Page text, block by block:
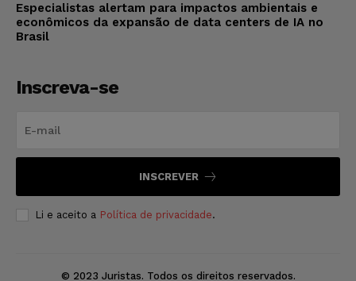
Especialistas alertam para impactos ambientais e
econômicos da expansão de data centers de IA no
Brasil
Inscreva-se
INSCREVER
Li e aceito a Política de privacidade.
© 2023 Juristas. Todos os direitos reservados.